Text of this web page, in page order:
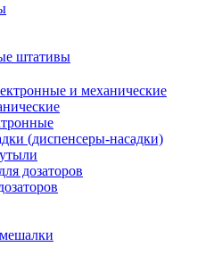
штативы
и механические
(диспенсеры-насадки)
дозаторов